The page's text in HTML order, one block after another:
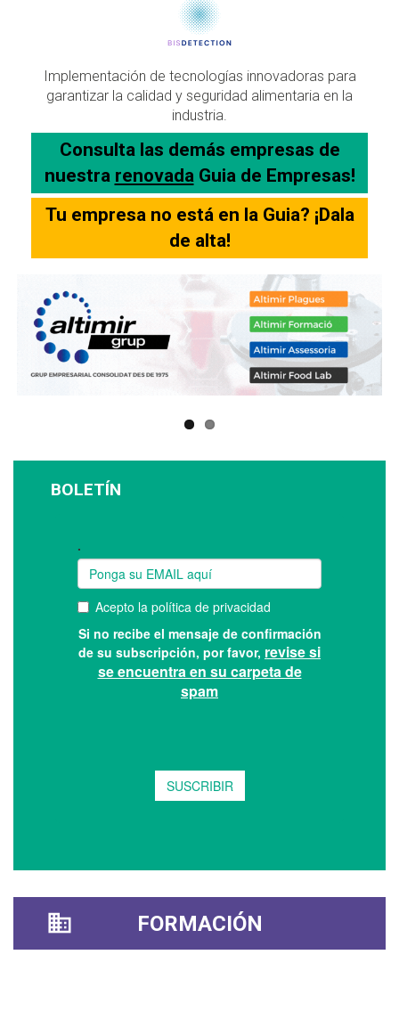
Implementación de tecnologías innovadoras para
garantizar la calidad y seguridad alimentaria en la
industria.
Consulta las demás empresas de
nuestra renovada Guia de Empresas!
Tu empresa no está en la Guia? ¡Dala
de alta!
BOLETÍN
FORMACIÓN